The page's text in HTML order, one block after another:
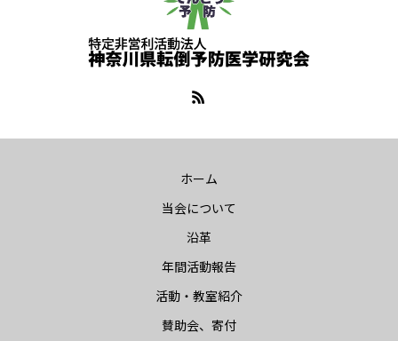
ホーム
当会について
沿革
年間活動報告
活動・教室紹介
賛助会、寄付